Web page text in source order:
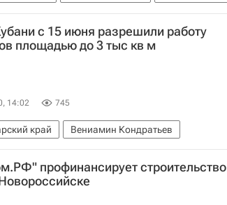
с 15 июня разрешили работу
площадью до 3 тыс кв м
14:02 745
край Вениамин Кондратьев
профинансирует строительство